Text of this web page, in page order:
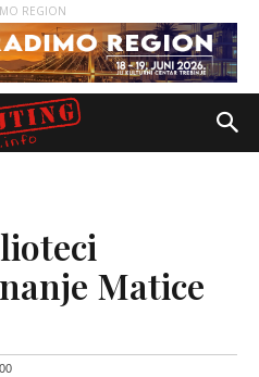
REGION
Matice